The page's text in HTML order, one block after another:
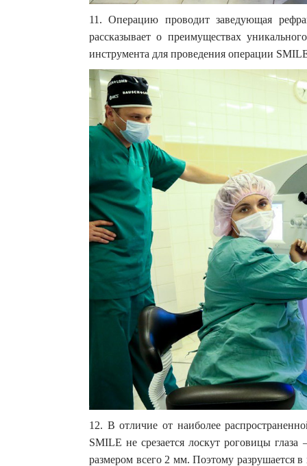
11. Операцию проводит заведующая
рассказывает о преимуществах
инструмента для проведения операции
12. В отличие от наиболее
SMILE не срезается лоскут роговицы
размером всего 2 мм. Поэтому разрушается